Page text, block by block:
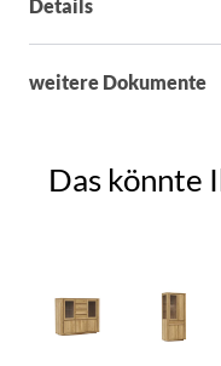
Details
weitere Dokumente
Das könnte